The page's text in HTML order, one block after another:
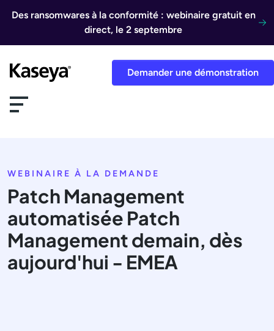
Des ransomwares à la conformité : webinaire gratuit en
direct, le 2 septembre
Demander une démonstration
WEBINAIRE À LA DEMANDE
Patch Management
automatisée Patch
Management demain, dès
aujourd'hui - EMEA